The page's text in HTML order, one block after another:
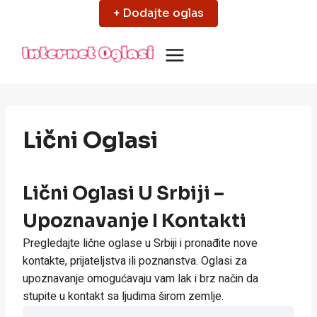
content
+ Dodajte oglas
Lični Oglasi
Lični Oglasi U Srbiji –
Upoznavanje I Kontakti
Pregledajte lične oglase u Srbiji i pronađite nove
kontakte, prijateljstva ili poznanstva. Oglasi za
upoznavanje omogućavaju vam lak i brz način da
stupite u kontakt sa ljudima širom zemlje.